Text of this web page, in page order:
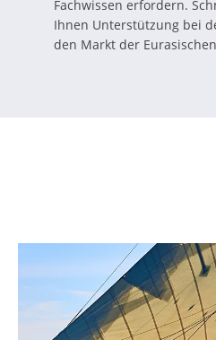
Fachwissen erfordern.
Ihnen Unterstützung bei
den Markt der